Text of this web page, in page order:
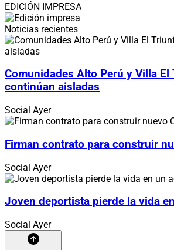
EDICIÓN IMPRESA
Noticias recientes
Comunidades Alto Perú y Villa El
continúan aisladas
Social Ayer
Firman contrato para construir
Social Ayer
Joven deportista pierde la vida
Social Ayer